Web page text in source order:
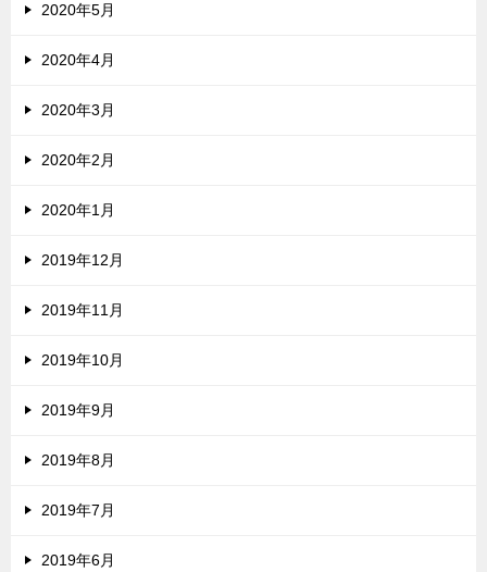
2020年5月
2020年4月
2020年3月
2020年2月
2020年1月
2019年12月
2019年11月
2019年10月
2019年9月
2019年8月
2019年7月
2019年6月